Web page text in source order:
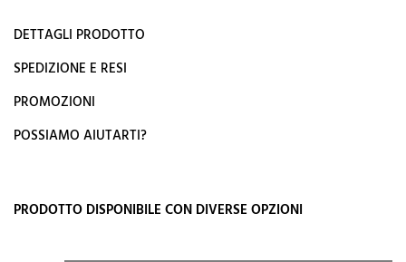
DETTAGLI PRODOTTO
SPEDIZIONE E RESI
PROMOZIONI
POSSIAMO AIUTARTI?
PRODOTTO DISPONIBILE CON DIVERSE OPZIONI